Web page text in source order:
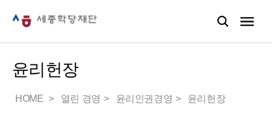
윤리헌장
HOME 열린 경영 윤리인권경영 윤리헌장